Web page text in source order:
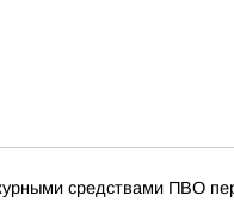
средствами ПВО